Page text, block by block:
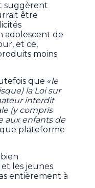
suggèrent
être
adolescent de
et ce,
moins
que «le
la Loi sur
interdit
(y compris
aux enfants de
plateforme
les jeunes
entièrement à